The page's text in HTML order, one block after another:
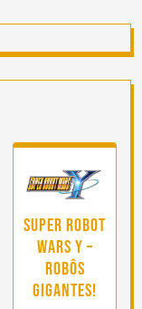
Super Robot
Wars Y –
Robôs
Gigantes!